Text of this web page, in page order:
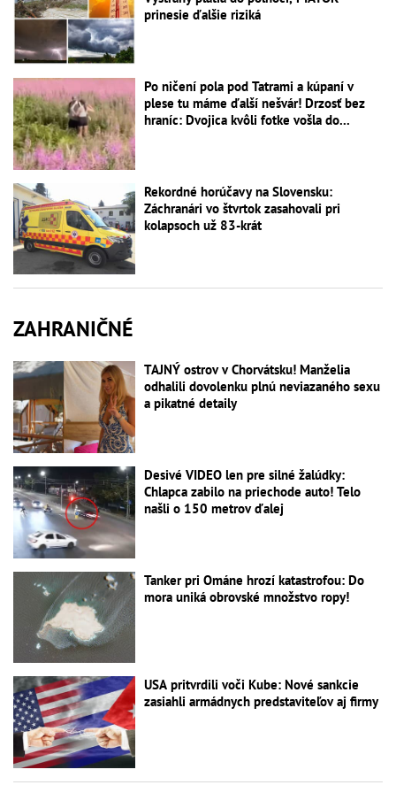
prinesie ďalšie riziká
Po ničení pola pod Tatrami a kúpaní v
plese tu máme ďalší nešvár! Drzosť bez
hraníc: Dvojica kvôli fotke vošla do...
Rekordné horúčavy na Slovensku:
Záchranári vo štvrtok zasahovali pri
kolapsoch už 83-krát
ZAHRANIČNÉ
TAJNÝ ostrov v Chorvátsku! Manželia
odhalili dovolenku plnú neviazaného sexu
a pikatné detaily
Desivé VIDEO len pre silné žalúdky:
Chlapca zabilo na priechode auto! Telo
našli o 150 metrov ďalej
Tanker pri Ománe hrozí katastrofou: Do
mora uniká obrovské množstvo ropy!
USA pritvrdili voči Kube: Nové sankcie
zasiahli armádnych predstaviteľov aj firmy